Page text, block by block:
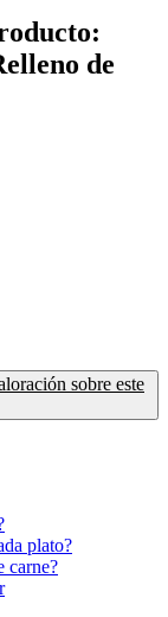
de
sobre este
plato?
carne?